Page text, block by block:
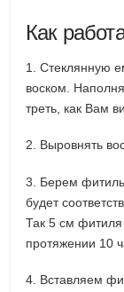
Как
1. Стеклянную
воском.
треть, как Вам
2. Выровнять
3. Берем фитиль
будет
Так 5 см фитиля
протяжении 10
4. Вставляем